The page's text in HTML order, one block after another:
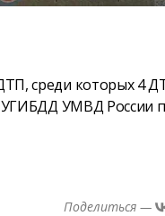
среди которых 4
УГИБДД УМВД России
Поделиться —